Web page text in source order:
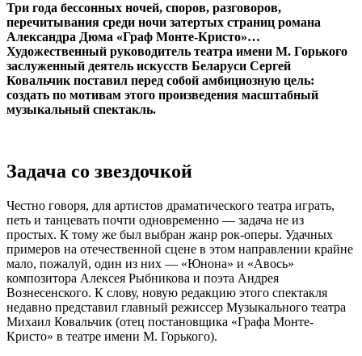
Три года бессонных ночей, споров, разговоров,
перечитывания среди ночи затертых страниц романа
Александра Дюма «Граф Монте-Кристо»…
Художественный руководитель театра имени М. Горького
заслуженный деятель искусств Беларуси Сергей
Ковальчик поставил перед собой амбициозную цель:
создать по мотивам этого произведения масштабный
музыкальный спектакль.
Задача со звездочкой
Честно говоря, для артистов драматического театра играть,
петь и танцевать почти одновременно — задача не из
простых. К тому же был выбран жанр рок-оперы. Удачных
примеров на отечественной сцене в этом направлении крайне
мало, пожалуй, один из них — «Юнона» и «Авось»
композитора Алексея Рыбникова и поэта Андрея
Вознесенского. К слову, новую редакцию этого спектакля
недавно представил главный режиссер Музыкального театра
Михаил Ковальчик (отец постановщика «Графа Монте-
Кристо» в театре имени М. Горького).